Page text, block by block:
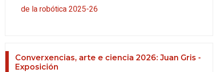
de la robótica 2025-26
Converxencias, arte e ciencia 2026: Juan Gris -
Exposición